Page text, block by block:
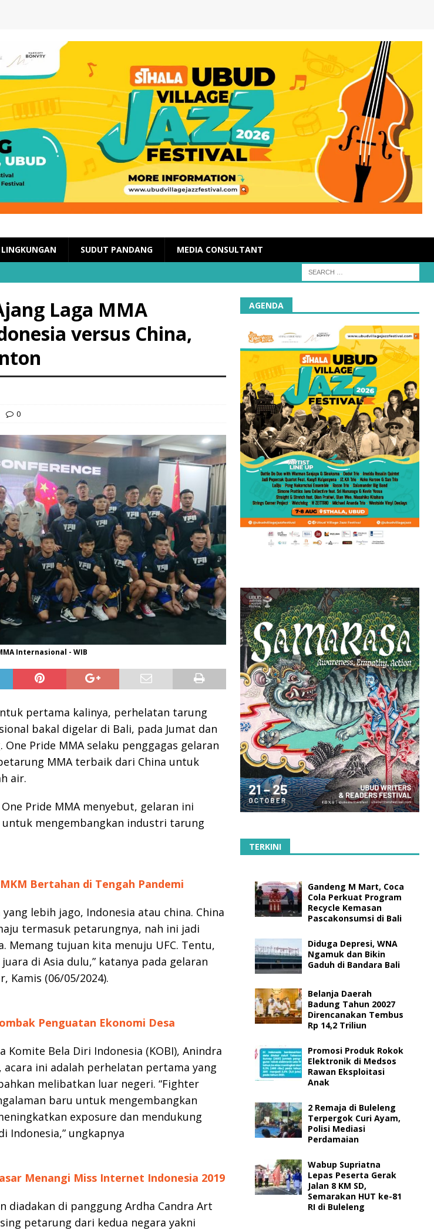
LINGKUNGAN SUDUT PANDANG MEDIA CONSULTANT
Laga MMA
versus China,
0
Internasional - WIB
pertama kalinya, perhelatan tarung
bakal digelar di Bali, pada Jumat dan
One Pride MMA selaku penggagas gelaran
MMA terbaik dari China untuk
air.
Pride MMA menyebut, gelaran ini
untuk mengembangkan industri tarung
Bertahan di Tengah Pandemi
lebih jago, Indonesia atau china. China
termasuk petarungnya, nah ini jadi
Memang tujuan kita menuju UFC. Tentu,
di Asia dulu,” katanya pada gelaran
Kamis (06/05/2024).
Penguatan Ekonomi Desa
Komite Bela Diri Indonesia (KOBI), Anindra
ini adalah perhelatan pertama yang
melibatkan luar negeri. “Fighter
baru untuk mengembangkan
exposure dan mendukung
Indonesia,” ungkapnya
Menangi Miss Internet Indonesia 2019
diadakan di panggung Ardha Candra Art
petarung dari kedua negara yakni
AGENDA
TERKINI
Gandeng M Mart, Coca
Cola Perkuat Program
Recycle Kemasan
Pascakonsumsi di Bali
Diduga Depresi, WNA
Ngamuk dan Bikin
Gaduh di Bandara Bali
Belanja Daerah
Badung Tahun 20027
Direncanakan Tembus
Rp 14,2 Triliun
Promosi Produk Rokok
Elektronik di Medsos
Rawan Eksploitasi
Anak
2 Remaja di Buleleng
Terpergok Curi Ayam,
Polisi Mediasi
Perdamaian
Wabup Supriatna
Lepas Peserta Gerak
Jalan 8 KM SD,
Semarakan HUT ke-81
RI di Buleleng